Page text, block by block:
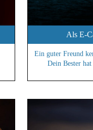
Als E-
Ein guter Freund
Dein Bester